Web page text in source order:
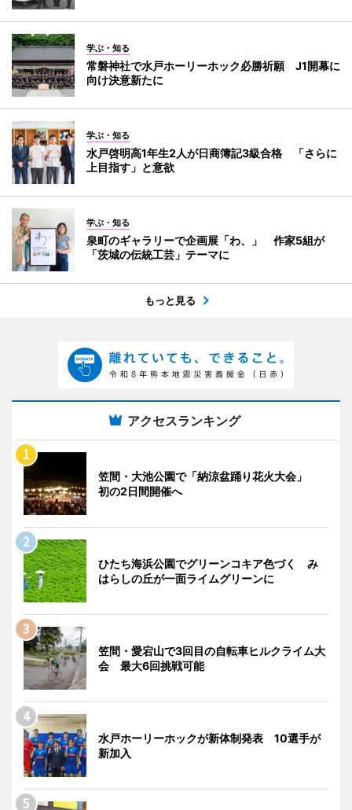
学ぶ・知る
常磐神社で水戸ホーリーホック必勝祈願 J1開幕に
向け決意新たに
学ぶ・知る
水戸啓明高1年生2人が日商簿記3級合格 「さらに
上目指す」と意欲
学ぶ・知る
泉町のギャラリーで企画展「わ、」 作家5組が
「茨城の伝統工芸」テーマに
もっと見る
アクセスランキング
笠間・大池公園で「納涼盆踊り花火大会」
初の2日間開催へ
ひたち海浜公園でグリーンコキア色づく み
はらしの丘が一面ライムグリーンに
笠間・愛宕山で3回目の自転車ヒルクライム大
会 最大6回挑戦可能
水戸ホーリーホックが新体制発表 10選手が
新加入